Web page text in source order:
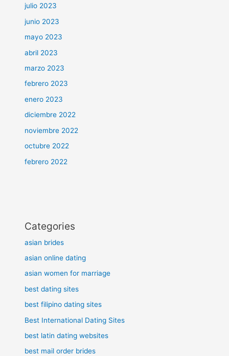
julio 2023
junio 2023
mayo 2023
abril 2023
marzo 2023
febrero 2023
enero 2023
diciembre 2022
noviembre 2022
octubre 2022
febrero 2022
Categories
asian brides
asian online dating
asian women for marriage
best dating sites
best filipino dating sites
Best International Dating Sites
best latin dating websites
best mail order brides